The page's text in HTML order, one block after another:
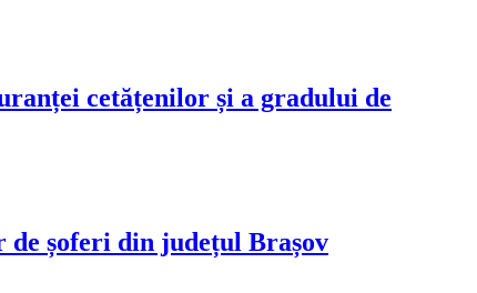
cetățenilor și a gradului de
șoferi din județul Brașov